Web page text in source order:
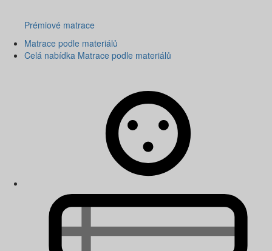
Prémiové matrace
Matrace podle materiálů
Celá nabídka Matrace podle materiálů